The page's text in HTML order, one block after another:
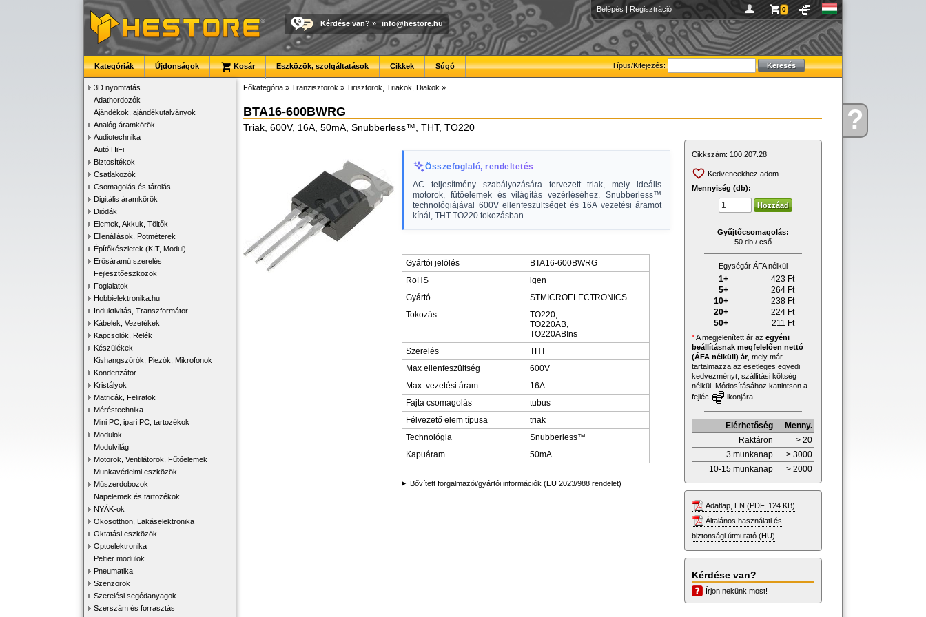
Kérdése?
Belépés | Regisztráció 0
Kérdése van? » info@hestore.hu
Típus/Kifejezés:
Kategóriák Újdonságok Kosár Eszközök, szolgáltatások Cikkek Súgó
3D nyomtatás
Adathordozók
Ajándékok, ajándékutalványok
Analóg áramkörök
Audiotechnika
Autó HiFi
Biztosítékok
Csatlakozók
Csomagolás és tárolás
Digitális áramkörök
Diódák
Elemek, Akkuk, Töltők
Ellenállások, Potméterek
Építőkészletek (KIT, Modul)
Erősáramú szerelés
Fejlesztőeszközök
Foglalatok
Hobbielektronika.hu
Induktivitás, Transzformátor
Kábelek, Vezetékek
Kapcsolók, Relék
Készülékek
Kishangszórók, Piezók, Mikrofonok
Kondenzátor
Kristályok
Matricák, Feliratok
Méréstechnika
Mini PC, ipari PC, tartozékok
Modulok
Modulvilág
Motorok, Ventilátorok, Fűtőelemek
Munkavédelmi eszközök
Műszerdobozok
Napelemek és tartozékok
NYÁK-ok
Okosotthon, Lakáselektronika
Oktatási eszközök
Optoelektronika
Peltier modulok
Pneumatika
Szenzorok
Szerelési segédanyagok
Szerszám és forrasztás
Főkategória » Tranzisztorok » Tirisztorok, Triakok, Diakok »
BTA16-600BWRG
Triak, 600V, 16A, 50mA, Snubberless™, THT, TO220
Összefoglaló, rendeltetés
AC teljesítmény szabályozására tervezett triak, mely ideális
motorok, fűtőelemek és világítás vezérléséhez. Snubberless™
technológiájával 600V ellenfeszültséget és 16A vezetési áramot
kínál, THT TO220 tokozásban.
Gyártói jelölés
BTA16-600BWRG
RoHS
igen
Gyártó
STMICROELECTRONICS
Tokozás
TO220,
TO220AB,
TO220ABIns
Szerelés
THT
Max ellenfeszültség
600V
Max. vezetési áram
16A
Fajta csomagolás
tubus
Félvezető elem típusa
triak
Technológia
Snubberless™
Kapuáram
50mA
Bővített forgalmazói/gyártói információk (EU 2023/988 rendelet)
Cikkszám: 100.207.28
Kedvencekhez adom
Mennyiség (db):
Gyűjtőcsomagolás:
50 db / cső
Egységár ÁFA nélkül
1+ 423 Ft
5+
264 Ft
10+
238 Ft
20+
224 Ft
50+
211 Ft
*A megjelenített ár az egyéni
beállításnak megfelelően nettó
(ÁFA nélküli) ár, mely már
tartalmazza az esetleges egyedi
kedvezményt, szállítási költség
nélkül. Módosításához kattintson a
fejléc
ikonjára.
Elérhetőség
Menny.
Raktáron
> 20
3 munkanap
> 3000
10-15 munkanap
> 2000
Adatlap, EN (PDF, 124 KB)
Általános használati és
biztonsági útmutató (HU)
Kérdése van?
Írjon nekünk most!